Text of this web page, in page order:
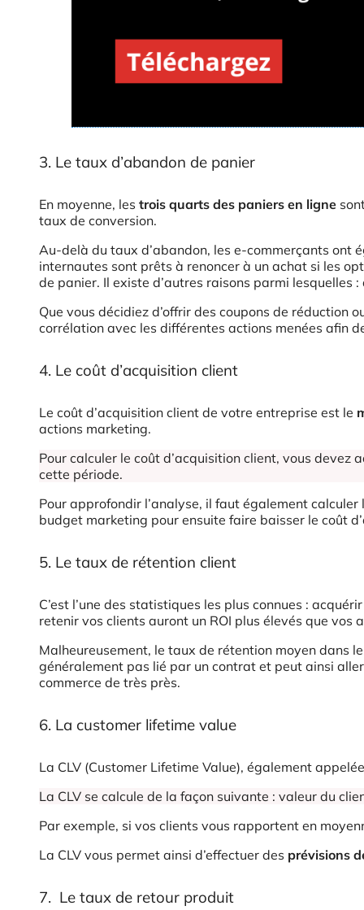
3. Le taux d’abandon de panier
En moyenne, les trois quarts des paniers en ligne
taux de conversion.
Au-delà du taux d’abandon, les e-commerçants ont
internautes sont prêts à renoncer à un achat si les
de panier. Il existe d’autres raisons parmi lesquelles
Que vous décidiez d’offrir des coupons de réduction
corrélation avec les différentes actions menées afin
4. Le coût d’acquisition client
Le coût d’acquisition client de votre entreprise est le
actions marketing.
Pour calculer le coût d’acquisition client, vous
cette période.
Pour approfondir l’analyse, il faut également
budget marketing pour ensuite faire baisser le coût
5. Le taux de rétention client
C’est l’une des statistiques les plus connues :
retenir vos clients auront un ROI plus élevés que vos
Malheureusement, le taux de rétention moyen dans
généralement pas lié par un contrat et peut ainsi
commerce de très près.
6. La customer lifetime value
La CLV (Customer Lifetime Value), également
La CLV se calcule de la façon suivante : valeur du
Par exemple, si vos clients vous rapportent en
La CLV vous permet ainsi d’effectuer des prévisions
7. Le taux de retour produit